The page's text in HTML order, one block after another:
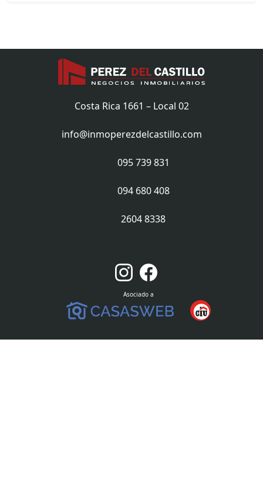
Costa Rica 1661 – Local 02
info@inmoperezdelcastillo.com
095 739 831
094 680 408
2604 8338
Asociado a